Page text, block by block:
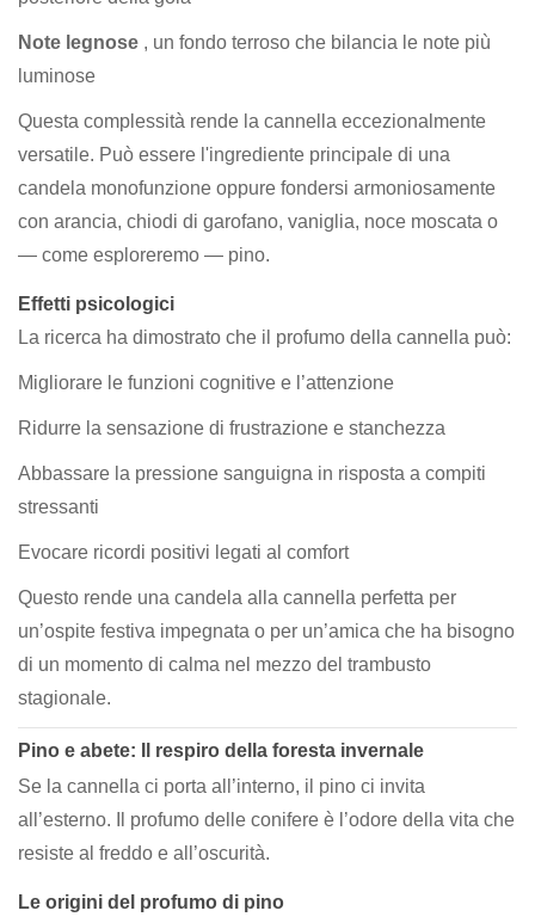
Note legnose , un fondo terroso che bilancia le note più
luminose
Questa complessità rende la cannella eccezionalmente
versatile. Può essere l'ingrediente principale di una
candela monofunzione oppure fondersi armoniosamente
con arancia, chiodi di garofano, vaniglia, noce moscata o
— come esploreremo — pino.
Effetti psicologici
La ricerca ha dimostrato che il profumo della cannella può:
Migliorare le funzioni cognitive e l’attenzione
Ridurre la sensazione di frustrazione e stanchezza
Abbassare la pressione sanguigna in risposta a compiti
stressanti
Evocare ricordi positivi legati al comfort
Questo rende una candela alla cannella perfetta per
un’ospite festiva impegnata o per un’amica che ha bisogno
di un momento di calma nel mezzo del trambusto
stagionale.
Pino e abete: Il respiro della foresta invernale
Se la cannella ci porta all’interno, il pino ci invita
all’esterno. Il profumo delle conifere è l’odore della vita che
resiste al freddo e all’oscurità.
Le origini del profumo di pino